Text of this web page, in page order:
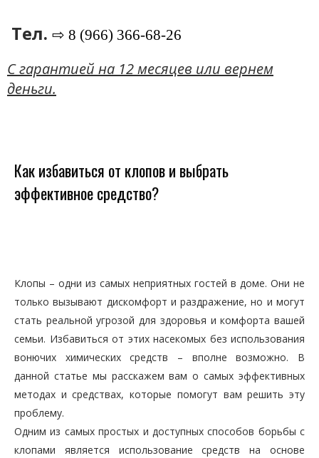
Тел. ⇨ 8 (966) 366-68-26
C гарантией на 12 месяцев или вернем
деньги.
Как избавиться от клопов и выбрать
эффективное средство?
Клопы – одни из самых неприятных гостей в доме. Они не
только вызывают дискомфорт и раздражение, но и могут
стать реальной угрозой для здоровья и комфорта вашей
семьи. Избавиться от этих насекомых без использования
вонючих химических средств – вполне возможно. В
данной статье мы расскажем вам о самых эффективных
методах и средствах, которые помогут вам решить эту
проблему.
Одним из самых простых и доступных способов борьбы с
клопами является использование средств на основе